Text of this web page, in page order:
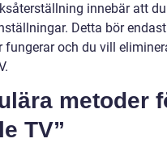
innebär att
Detta bör
fungerar och du vill
metoder
TV”